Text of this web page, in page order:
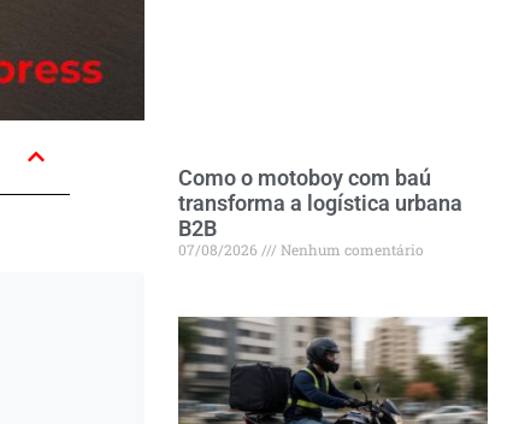
Como o motoboy com baú
transforma a logística urbana
B2B
07/08/2026 Nenhum comentário